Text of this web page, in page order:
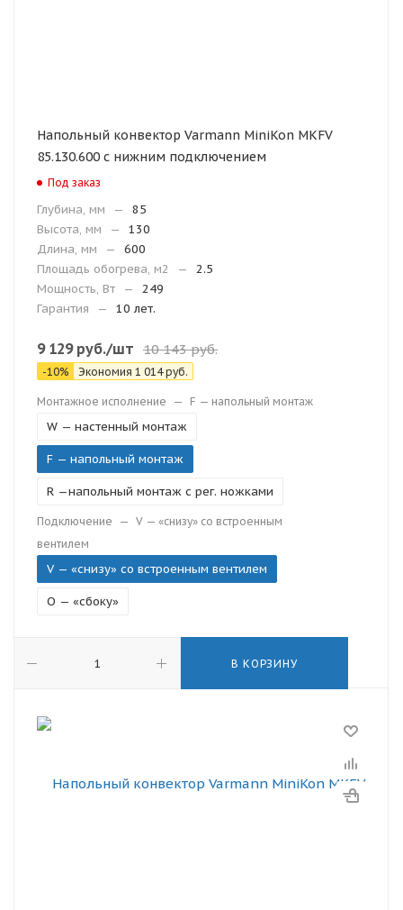
Напольный конвектор Varmann MiniKon MKFV
85.130.600 с нижним подключением
Под заказ
Глубина, мм —
85
Высота, мм
—
130
Длина, мм
—
600
Площадь обогрева, м2
—
2.5
Мощность, Вт
—
249
Гарантия
— 10 лет.
9 129руб./шт 10 143руб.
-10% Экономия 1 014руб.
Монтажное исполнение — F — напольный монтаж
W — настенный монтаж
F — напольный монтаж
R —напольный монтаж с рег. ножками
Подключение — V — «снизу» со встроенным
вентилем
V — «снизу» со встроенным вентилем
O — «сбоку»
В КОРЗИНУ